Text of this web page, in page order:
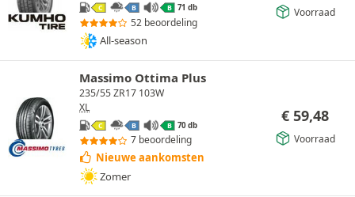
C B B 71 db
52 beoordeling
All-season
Voorraad
Massimo Ottima Plus
235/55 ZR17 103W
XL
C B B 70 db
7 beoordeling
Nieuwe aankomsten
Zomer
€ 59,48
Voorraad